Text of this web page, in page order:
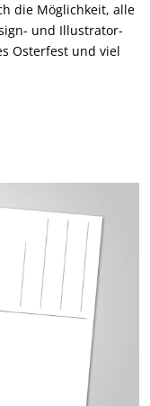
die Möglichkeit, alle
und Illustrator-
Osterfest und viel